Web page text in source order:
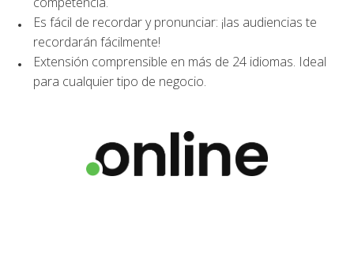
Es fácil de recordar y pronunciar: ¡las audiencias te
recordaránfácilmente!
Extensión comprensible en más de 24 idiomas. Ideal
para cualquier tipo de negocio.